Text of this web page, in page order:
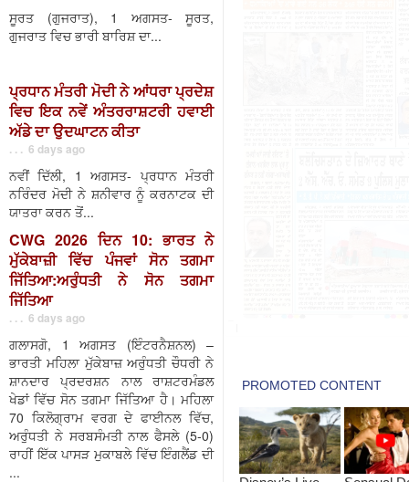
ਸੂਰਤ (ਗੁਜਰਾਤ), 1 ਅਗਸਤ- ਸੂਰਤ,
ਗੁਜਰਾਤ ਵਿਚ ਭਾਰੀ ਬਾਰਿਸ਼ ਦਾ...
ਪ੍ਰਧਾਨ ਮੰਤਰੀ ਮੋਦੀ ਨੇ ਆਂਧਰਾ ਪ੍ਰਦੇਸ਼
ਵਿਚ ਇਕ ਨਵੇਂ ਅੰਤਰਰਾਸ਼ਟਰੀ ਹਵਾਈ
ਅੱਡੇ ਦਾ ਉਦਘਾਟਨ ਕੀਤਾ
. . . 6 days ago
ਨਵੀਂ ਦਿੱਲੀ, 1 ਅਗਸਤ- ਪ੍ਰਧਾਨ ਮੰਤਰੀ
ਨਰਿੰਦਰ ਮੋਦੀ ਨੇ ਸ਼ਨੀਵਾਰ ਨੂੰ ਕਰਨਾਟਕ ਦੀ
ਯਾਤਰਾ ਕਰਨ ਤੋਂ...
CWG 2026 ਦਿਨ 10: ਭਾਰਤ ਨੇ
ਮੁੱਕੇਬਾਜ਼ੀ ਵਿੱਚ ਪੰਜਵਾਂ ਸੋਨ ਤਗਮਾ
ਜਿੱਤਿਆ:ਅਰੁੰਧਤੀ ਨੇ ਸੋਨ ਤਗਮਾ
ਜਿੱਤਿਆ
. . . 6 days ago
ਗਲਾਸਗੋ, 1 ਅਗਸਤ (ਇੰਟਰਨੈਸ਼ਨਲ) –
ਭਾਰਤੀ ਮਹਿਲਾ ਮੁੱਕੇਬਾਜ਼ ਅਰੁੰਧਤੀ ਚੌਧਰੀ ਨੇ
ਸ਼ਾਨਦਾਰ ਪ੍ਰਦਰਸ਼ਨ ਨਾਲ ਰਾਸ਼ਟਰਮੰਡਲ
ਖੇਡਾਂ ਵਿੱਚ ਸੋਨ ਤਗਮਾ ਜਿੱਤਿਆ ਹੈ। ਮਹਿਲਾ
70 ਕਿਲੋਗ੍ਰਾਮ ਵਰਗ ਦੇ ਫਾਈਨਲ ਵਿੱਚ,
ਅਰੁੰਧਤੀ ਨੇ ਸਰਬਸੰਮਤੀ ਨਾਲ ਫੈਸਲੇ (5-0)
ਰਾਹੀਂ ਇੱਕ ਪਾਸੜ ਮੁਕਾਬਲੇ ਵਿੱਚ ਇੰਗਲੈਂਡ ਦੀ
...